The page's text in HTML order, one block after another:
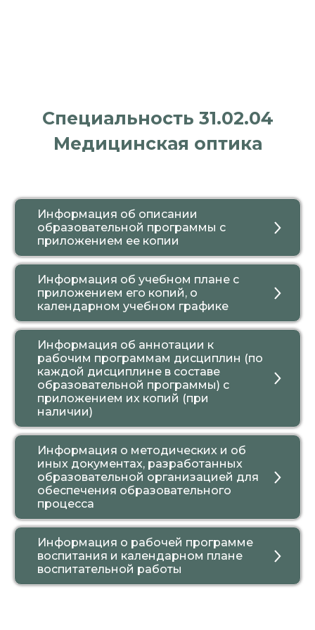
Специальность 31.02.04
Медицинская оптика
Информация об описании
образовательной программы с
приложением ее копии
Информация об учебном плане с
приложением его копий, о
календарном учебном графике
Информация об аннотации к
рабочим программам дисциплин (по
каждой дисциплине в составе
образовательной программы) с
приложением их копий (при
наличии)
Информация о методических и об
иных документах, разработанных
образовательной организацией для
обеспечения образовательного
процесса
Информация о рабочей программе
воспитания и календарном плане
воспитательной работы